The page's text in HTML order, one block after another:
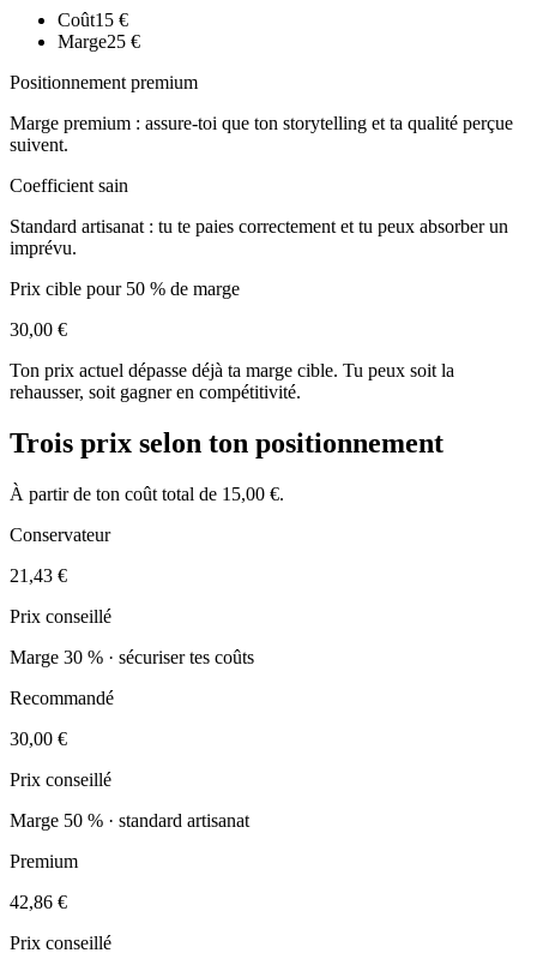
Coût15 €
Marge25 €
Positionnement premium
Marge premium : assure-toi que ton storytelling et ta qualité perçue
suivent.
Coefficient sain
Standard artisanat : tu te paies correctement et tu peux absorber un
imprévu.
Prix cible pour 50 % de marge
30,00 €
Ton prix actuel dépasse déjà ta marge cible. Tu peux soit la
rehausser, soit gagner en compétitivité.
Trois prix selon ton positionnement
À partir de ton coût total de 15,00 €.
Conservateur
21,43 €
Prix conseillé
Marge 30 % · sécuriser tes coûts
Recommandé
30,00 €
Prix conseillé
Marge 50 % · standard artisanat
Premium
42,86 €
Prix conseillé